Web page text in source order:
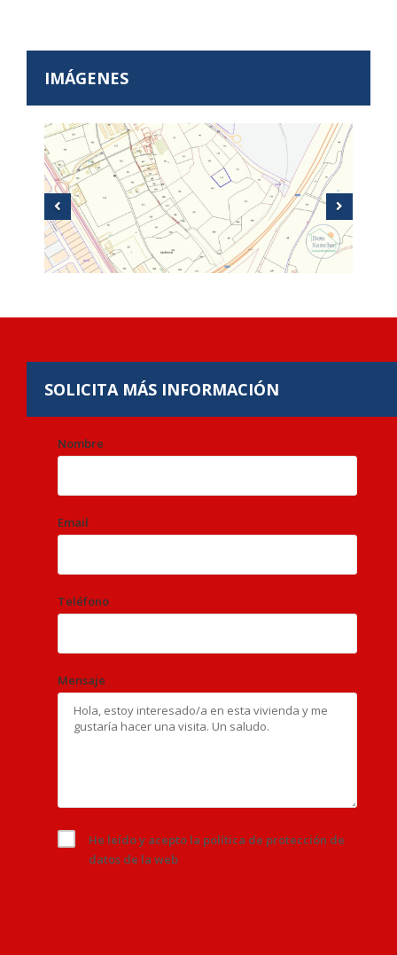
IMÁGENES
Anterior
SOLICITA MÁS INFORMACIÓN
Nombre
Email
Teléfono
Mensaje
He leído y acepto la política de protección de
datos de la web